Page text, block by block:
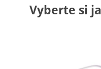
Vyberte si